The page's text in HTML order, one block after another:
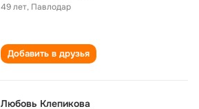
49 лет, Павлодар
Добавить в друзья
Любовь Клепикова